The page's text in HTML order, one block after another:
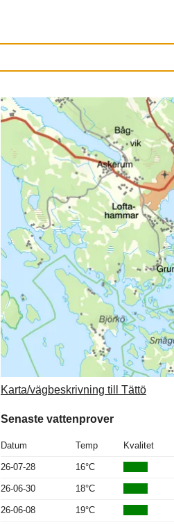
Karta/vägbeskrivning till Tättö
Senaste vattenprover
Datum Temp Kvalitet
26-07-28 16°C
26-06-30 18°C
26-06-08 19°C